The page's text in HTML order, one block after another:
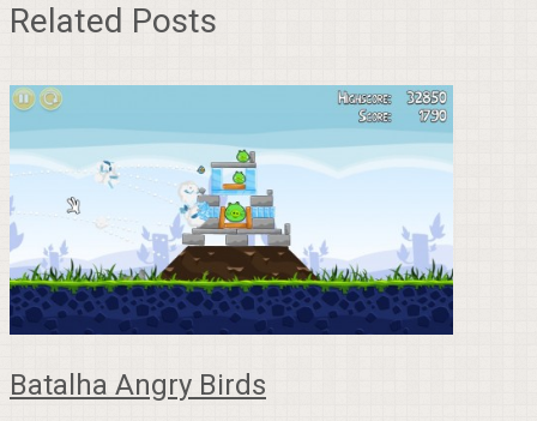
Related Posts
Batalha Angry Birds